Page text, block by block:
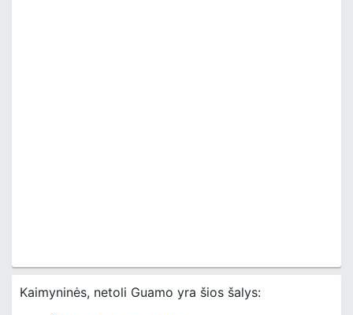
Kaimyninės, netoli Guamo yra šios šalys: